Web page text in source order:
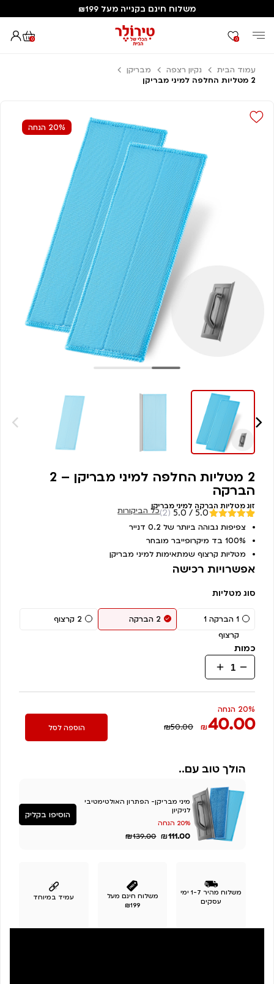
משלוח חינם בקנייה מעל ₪199
0 0
עמוד הבית נקיון רצפה
מבריקן
2 מטליות החלפה למיני מבריקן
20% הנחה
2 מטליות החלפה למיני מבריקן – 2
הברקה
זוג מטליות הברקה למיני מבריקן
מדורגים
5 מבוסס על
2
דירוגים של
5.0 / 5.0
(2)
כל הביקורות
צפיפות גבוהה ביותר של 0.2 דנייר
100% בד מיקרופייבר מובחר
מטליות קרצוף שמתאימות למיני מבריקן
אפשרויות רכישה
סוג מטליות
1 הברקה 1
קרצוף
2 הברקה 2 קרצוף
כמות
כמות
של
2
מטליות
החלפה
20% הנחה
₪40.00
₪50.00 הוספה לסל
הולך טוב עם..
מיני מבריקן- הפתרון האולטימטיבי
לניקיון
20% הנחה
₪111.00
₪139.00
הוסיפו בקליק
משלוח מהיר 1-7 ימי
עסקים
משלוח חינם מעל
₪199
עמיד במיוחד